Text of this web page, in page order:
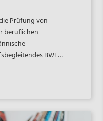
Prüfung von
beruflichen
BWL